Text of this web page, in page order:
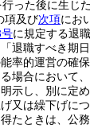
った後に生じ
項及び次項にお
に規定する退
退職すべき期
率的運営の確
場合において
示し、別に定め
又は繰下げに
たときは、公